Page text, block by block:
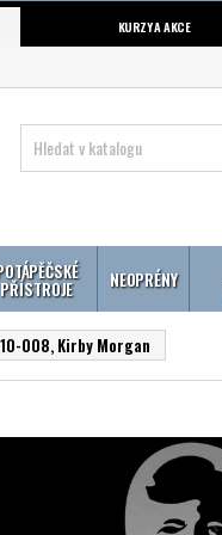
KURZY A AKCE
PŘÍSTROJE NEOPRÉNY
008, Kirby Morgan